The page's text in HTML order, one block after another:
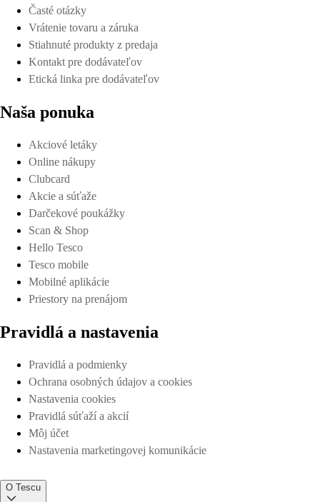
Časté otázky
Vrátenie tovaru a záruka
Stiahnuté produkty z predaja
Kontakt pre dodávateľov
Etická linka pre dodávateľov
Naša ponuka
Akciové letáky
Online nákupy
Clubcard
Akcie a súťaže
Darčekové poukážky
Scan & Shop
Hello Tesco
Tesco mobile
Mobilné aplikácie
Priestory na prenájom
Pravidlá a nastavenia
Pravidlá a podmienky
Ochrana osobných údajov a cookies
Nastavenia cookies
Pravidlá súťaží a akcií
Môj účet
Nastavenia marketingovej komunikácie
O Tescu